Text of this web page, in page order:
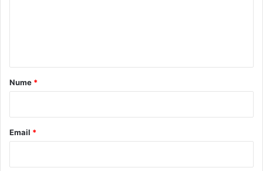
r
*
Nume *
Email *